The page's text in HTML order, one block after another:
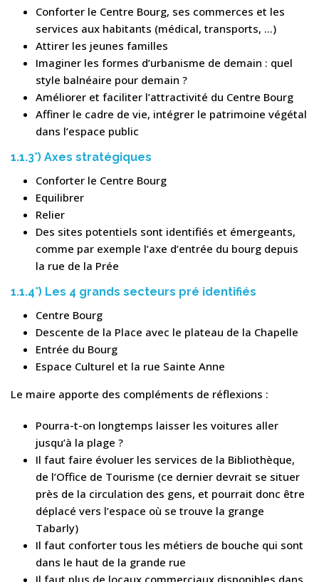
Conforter le Centre Bourg, ses commerces et les
services aux habitants (médical, transports, …)
Attirer les jeunes familles
Imaginer les formes d’urbanisme de demain : quel
style balnéaire pour demain ?
Améliorer et faciliter l’attractivité du Centre Bourg
Affiner le cadre de vie, intégrer le patrimoine végétal
dans l’espace public
1.1.3°) Axes stratégiques
Conforter le Centre Bourg
Equilibrer
Relier
Des sites potentiels sont identifiés et émergeants,
comme par exemple l’axe d’entrée du bourg depuis
la rue de la Prée
1.1.4°) Les 4 grands secteurs pré identifiés
Centre Bourg
Descente de la Place avec le plateau de la Chapelle
Entrée du Bourg
Espace Culturel et la rue Sainte Anne
Le maire apporte des compléments de réflexions :
Pourra-t-on longtemps laisser les voitures aller
jusqu’à la plage ?
Il faut faire évoluer les services de la Bibliothèque,
de l’Office de Tourisme (ce dernier devrait se situer
près de la circulation des gens, et pourrait donc être
déplacé vers l’espace où se trouve la grange
Tabarly)
Il faut conforter tous les métiers de bouche qui sont
dans le haut de la grande rue
Il faut plus de locaux commerciaux disponibles dans